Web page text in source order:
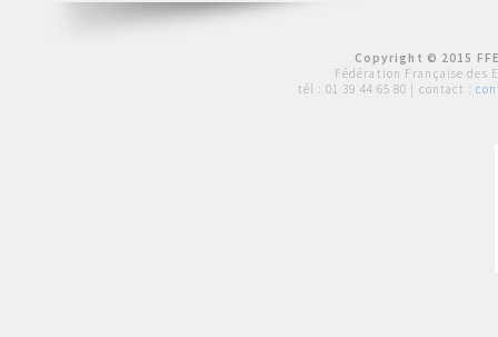
Copyright © 2015
Fédération Française des
tél : 01 39 44 65 80 | contact :